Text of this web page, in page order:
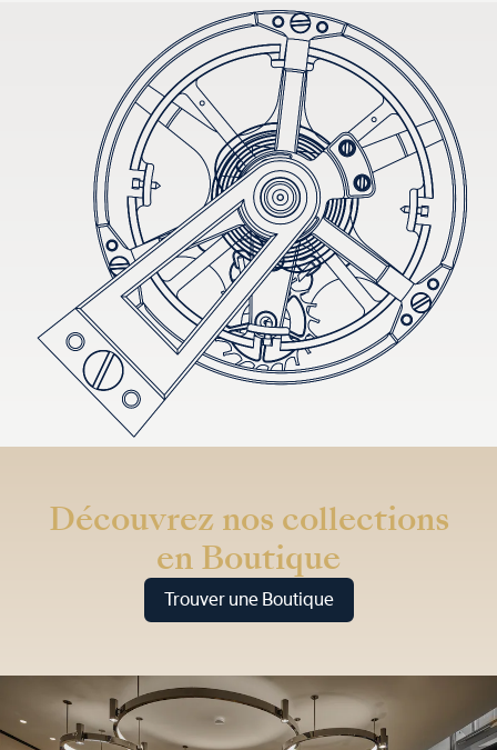
Découvrez nos collections
en Boutique
Trouver une Boutique